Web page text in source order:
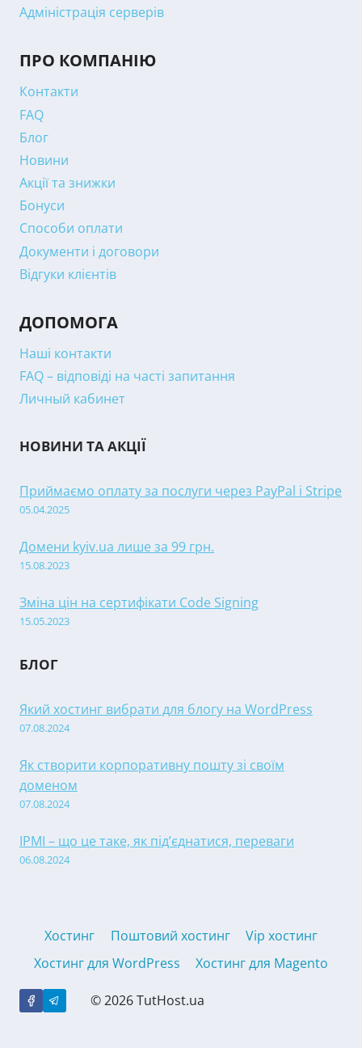
Адміністрація серверів
ПРО КОМПАНІЮ
Контакти
FAQ
Блог
Новини
Акції та знижки
Бонуси
Способи оплати
Документи і договори
Відгуки клієнтів
ДОПОМОГА
Наші контакти
FAQ – відповіді на часті запитання
Личный кабинет
НОВИНИ ТА АКЦІЇ
Приймаємо оплату за послуги через PayPal і Stripe
05.04.2025
Домени kyiv.ua лише за 99 грн.
15.08.2023
Зміна цін на сертифікати Code Signing
15.05.2023
БЛОГ
Який хостинг вибрати для блогу на WordPress
07.08.2024
Як створити корпоративну пошту зі своїм
доменом
07.08.2024
IPMI – що це таке, як під’єднатися, переваги
06.08.2024
Хостинг Поштовий хостинг
Vip хостинг
Хостинг для WordPress
Хостинг для Magento
© 2026 TutHost.ua